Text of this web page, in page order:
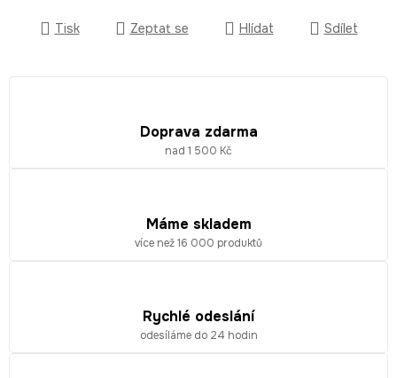
Tisk Zeptat se Hlídat Sdílet
Doprava zdarma
nad 1 500 Kč
Máme skladem
více než 16 000 produktů
Rychlé odeslání
odesíláme do 24 hodin